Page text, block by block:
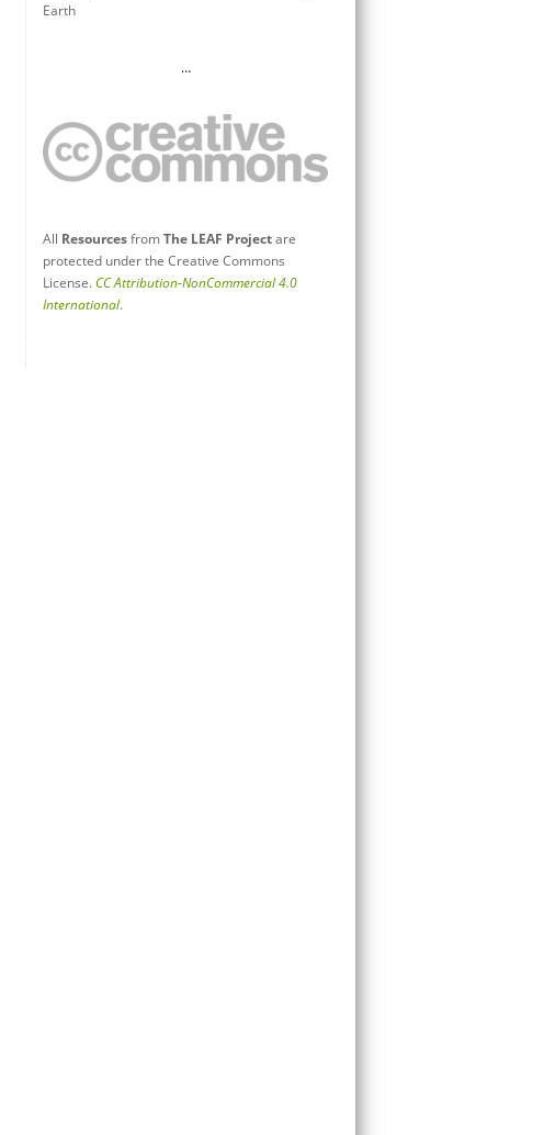
Earth
…
All ResourcesfromThe LEAF Projectare
protected under the Creative Commons
License.CC Attribution-NonCommercial 4.0
International.